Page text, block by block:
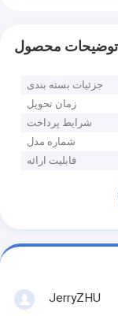
توضیحات محصول
جزئیات بسته بندی
زمان تحویل
شرایط پرداخت
شماره مدل
قابلیت ارائه
JerryZHU